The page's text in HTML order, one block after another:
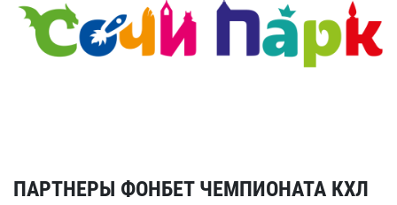
ПАРТНЕРЫ ФОНБЕТ ЧЕМПИОНАТА КХЛ